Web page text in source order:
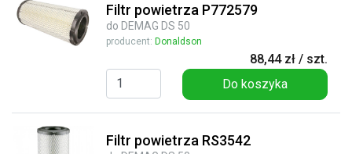
Filtr powietrza P772579
do DEMAG DS 50
producent: Donaldson
88,44 zł / szt.
Do koszyka
Filtr powietrza RS3542